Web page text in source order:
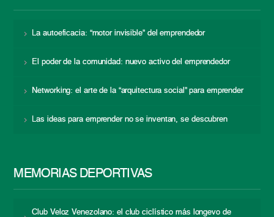
La autoeficacia: “motor invisible” del emprendedor
El poder de la comunidad: nuevo activo del emprendedor
Networking: el arte de la “arquitectura social” para emprender
Las ideas para emprender no se inventan, se descubren
MEMORIAS DEPORTIVAS
Club Veloz Venezolano: el club ciclístico más longevo de